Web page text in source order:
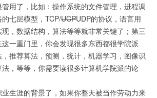
用了，比如：操作系统的文件管理，进程调
七层模型，TCP/UCPUDP的协议，语言用
，数据结构，算法等等就非常关键了；第三
一重门里，你会发现很多东西都很学院派
推荐算法，预测，统计，机器学习，图像识
，等等，你需要读很多计算机学院派的论
生涯的背景了，如果你整天被当作劳动力来